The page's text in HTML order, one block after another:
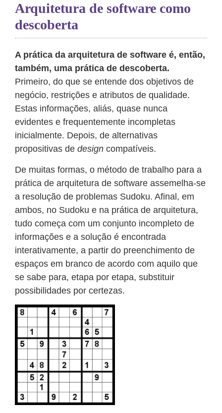
Arquitetura de software como
descoberta
A prática da arquitetura de software é, então,
também, uma prática de descoberta.
Primeiro, do que se entende dos objetivos de
negócio, restrições e atributos de qualidade.
Estas informações, aliás, quase nunca
evidentes e frequentemente incompletas
inicialmente. Depois, de alternativas
propositivas de design compatíveis.
De muitas formas, o método de trabalho para a
prática de arquitetura de software assemelha-se
a resolução de problemas Sudoku. Afinal, em
ambos, no Sudoku e na prática de arquitetura,
tudo começa com um conjunto incompleto de
informações e a solução é encontrada
interativamente, a partir do preenchimento de
espaços em branco de acordo com aquilo que
se sabe para, etapa por etapa, substituir
possibilidades por certezas.